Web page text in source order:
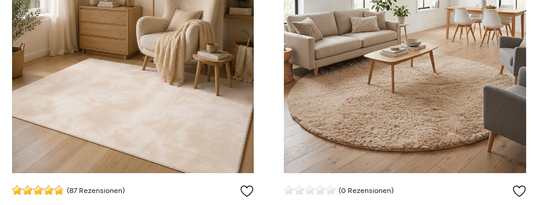
(87 Rezensionen) (0 Rezensionen)